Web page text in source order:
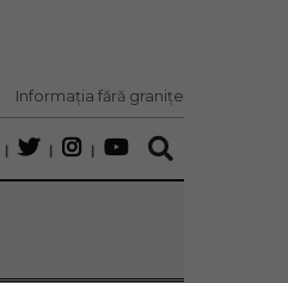
Informația fără granițe